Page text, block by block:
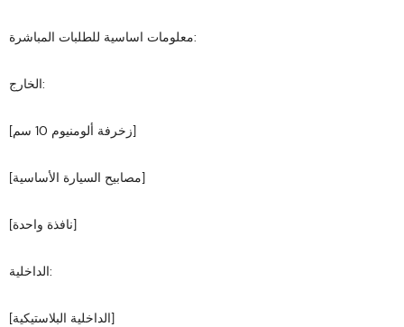
معلومات اساسية للطلبات المباشرة:
الخارج:
[زخرفة ألومنيوم 10 سم]
[مصابيح السيارة الأساسية]
[نافذة واحدة]
الداخلية:
[الداخلية البلاستيكية]